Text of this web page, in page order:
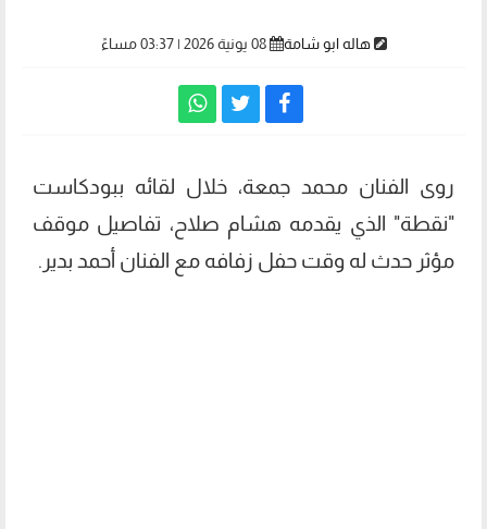
هاله ابو شامة 08 يونية 2026 | 03:37 مساءً
روى الفنان محمد جمعة، خلال لقائه ببودكاست
"نقطة" الذي يقدمه هشام صلاح، تفاصيل موقف
مؤثر حدث له وقت حفل زفافه مع الفنان أحمد بدير.